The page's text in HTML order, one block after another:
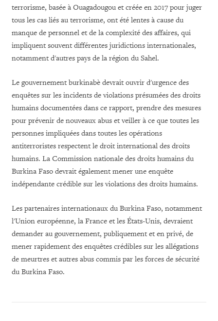
terrorisme, basée à Ouagadougou et créée en 2017 pour juger
tous les cas liés au terrorisme, ont été lentes à cause du
manque de personnel et de la complexité des affaires, qui
impliquent souvent différentes juridictions internationales,
notamment d'autres pays de la région du Sahel.
Le gouvernement burkinabè devrait ouvrir d'urgence des
enquêtes sur les incidents de violations présumées des droits
humains documentées dans ce rapport, prendre des mesures
pour prévenir de nouveaux abus et veiller à ce que toutes les
personnes impliquées dans toutes les opérations
antiterroristes respectent le droit international des droits
humains. La Commission nationale des droits humains du
Burkina Faso devrait également mener une enquête
indépendante crédible sur les violations des droits humains.
Les partenaires internationaux du Burkina Faso, notamment
l'Union européenne, la France et les États-Unis, devraient
demander au gouvernement, publiquement et en privé, de
mener rapidement des enquêtes crédibles sur les allégations
de meurtres et autres abus commis par les forces de sécurité
du Burkina Faso.